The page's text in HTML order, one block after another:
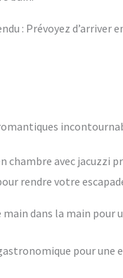
: Prévoyez
chambre avec jacuzzi
rendre votre
main dans la main pour
pour une